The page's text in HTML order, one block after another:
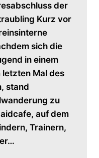
der
Kurz vor
sich die
in einem
Mal des
stand
zu
auf dem
Trainern,